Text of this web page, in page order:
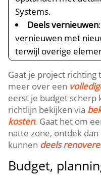
Systems.​
Deels vernieuwen
vernieuwen met
terwijl overige
Gaat je project
meer over een
eerst je budget scherp
richtlijn bekijken via
kosten.​ Gaat het om
natte zone, ontdek
kunnen deels
Budget,